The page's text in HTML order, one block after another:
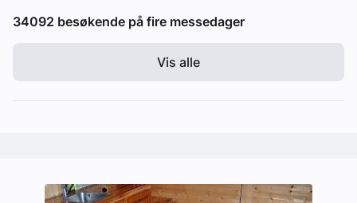
34092 besøkende på fire messedager
Vis alle